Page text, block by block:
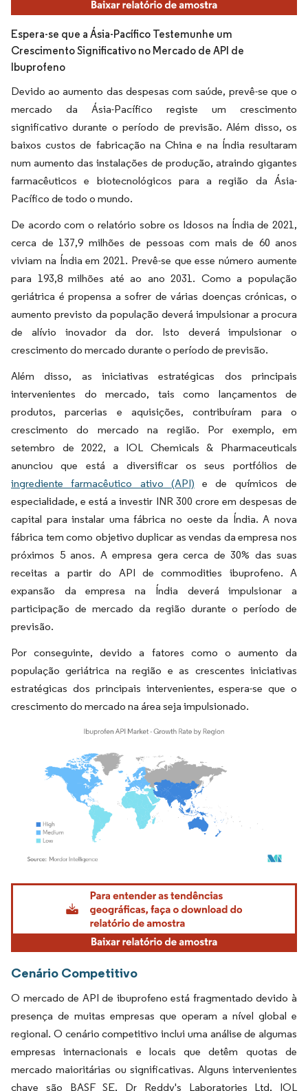
Espera-se que a Ásia-Pacífico Testemunhe um
Crescimento Significativo no Mercado de API de
Ibuprofeno
Devido ao aumento das despesas com saúde, prevê-se que o
mercado da Ásia-Pacífico registe um crescimento
significativo durante o período de previsão. Além disso, os
baixos custos de fabricação na China e na Índia resultaram
num aumento das instalações de produção, atraindo gigantes
farmacêuticos e biotecnológicos para a região da Ásia-
Pacífico de todo o mundo.
De acordo com o relatório sobre os Idosos na Índia de 2021,
cerca de 137,9 milhões de pessoas com mais de 60 anos
viviam na Índia em 2021. Prevê-se que esse número aumente
para 193,8 milhões até ao ano 2031. Como a população
geriátrica é propensa a sofrer de várias doenças crónicas, o
aumento previsto da população deverá impulsionar a procura
de alívio inovador da dor. Isto deverá impulsionar o
crescimento do mercado durante o período de previsão.
Além disso, as iniciativas estratégicas dos principais
intervenientes do mercado, tais como lançamentos de
produtos, parcerias e aquisições, contribuíram para o
crescimento do mercado na região. Por exemplo, em
setembro de 2022, a IOL Chemicals & Pharmaceuticals
anunciou que está a diversificar os seus portfólios de
ingrediente farmacêutico ativo (API) e de químicos de
especialidade, e está a investir INR 300 crore em despesas de
capital para instalar uma fábrica no oeste da Índia. A nova
fábrica tem como objetivo duplicar as vendas da empresa nos
próximos 5 anos. A empresa gera cerca de 30% das suas
receitas a partir do API de commodities ibuprofeno. A
expansão da empresa na Índia deverá impulsionar a
participação de mercado da região durante o período de
previsão.
Por conseguinte, devido a fatores como o aumento da
população geriátrica na região e as crescentes iniciativas
estratégicas dos principais intervenientes, espera-se que o
crescimento do mercado na área seja impulsionado.
Imagem © Mordor Intelligence. O reuso requer atribuição conforme CC BY 4.0.
Cenário Competitivo
O mercado de API de ibuprofeno está fragmentado devido à
presença de muitas empresas que operam a nível global e
regional. O cenário competitivo inclui uma análise de algumas
empresas internacionais e locais que detêm quotas de
mercado maioritárias ou significativas. Alguns intervenientes
chave são BASF SE, Dr Reddy's Laboratories Ltd, IOL